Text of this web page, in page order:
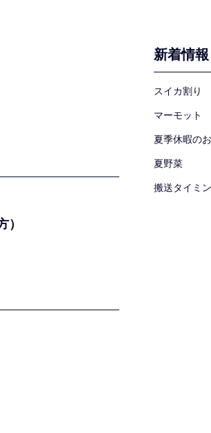
新着情報
スイカ割り
マーモット
夏季休暇の
夏野菜
搬送タイミ